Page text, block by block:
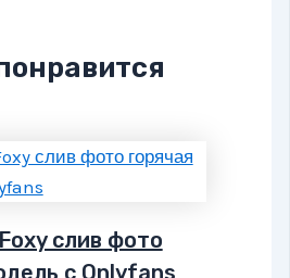
слив фото
с Onlyfans